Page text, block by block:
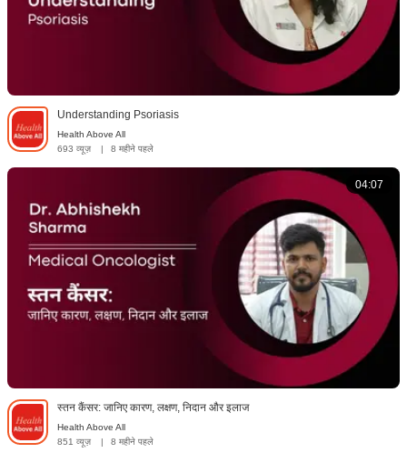
Understanding Psoriasis
Health Above All
693 व्यूज़
8 महीने पहले
04:07
स्तन कैंसर: जानिए कारण, लक्षण, निदान और इलाज
Health Above All
851 व्यूज़
| 8 महीने पहले